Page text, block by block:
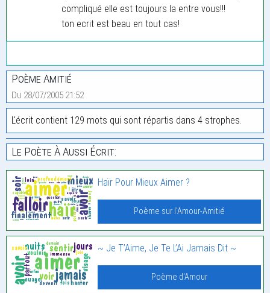
compliqué elle est toujours la entre vous!!!
ton ecrit est beau en tout cas!
Poème Amitié
Du 28/07/2005 21:52
L'écrit contient 129 mots qui sont répartis dans 4 strophes.
Le Poète À Aussi Écrit:
Haïr Pour Mieux Aimer ?
Poème sur l'Amour-Amitié
~ Je T’Aime, Je Te L’Ai Jamais Dit ~
Poème d'Amour